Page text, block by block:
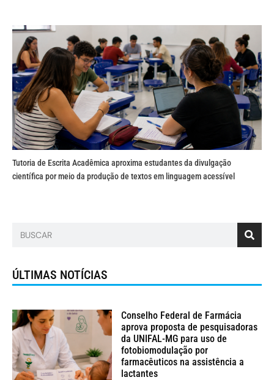
Tutoria de Escrita Acadêmica aproxima estudantes da divulgação
científica por meio da produção de textos em linguagem acessível
ÚLTIMAS NOTÍCIAS
Conselho Federal de Farmácia
aprova proposta de pesquisadoras
da UNIFAL-MG para uso de
fotobiomodulação por
farmacêuticos na assistência a
lactantes